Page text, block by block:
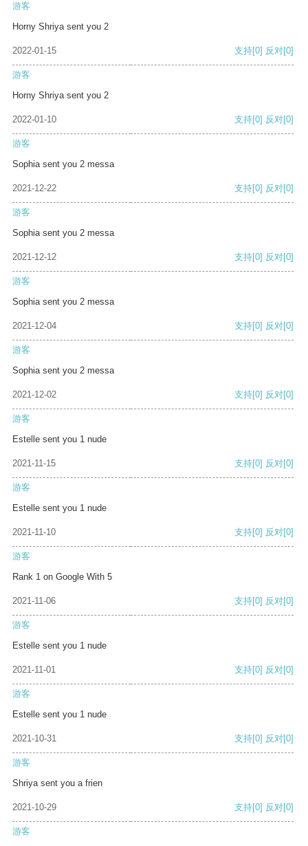
游客
Horny Shriya sent you 2
2022-01-15 支持[0] 反对[0]
游客
Horny Shriya sent you 2
2022-01-10 支持[0] 反对[0]
游客
Sophia sent you 2 messa
2021-12-22 支持[0] 反对[0]
游客
Sophia sent you 2 messa
2021-12-12 支持[0] 反对[0]
游客
Sophia sent you 2 messa
2021-12-04 支持[0] 反对[0]
游客
Sophia sent you 2 messa
2021-12-02 支持[0] 反对[0]
游客
Estelle sent you 1 nude
2021-11-15 支持[0] 反对[0]
游客
Estelle sent you 1 nude
2021-11-10 支持[0] 反对[0]
游客
Rank 1 on Google With 5
2021-11-06 支持[0] 反对[0]
游客
Estelle sent you 1 nude
2021-11-01 支持[0] 反对[0]
游客
Estelle sent you 1 nude
2021-10-31 支持[0] 反对[0]
游客
Shriya sent you a frien
2021-10-29 支持[0] 反对[0]
游客